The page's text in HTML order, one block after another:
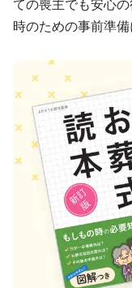
ての喪主でも安心
時のための事前準備